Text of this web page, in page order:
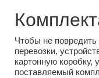
Чтобы не
перевозки,
картонную коробку,
поставляемый